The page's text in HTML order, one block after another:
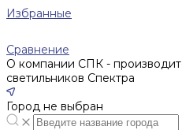
Избранные
Сравнение
О компании СПК -
светильников Спектра
Город не выбран